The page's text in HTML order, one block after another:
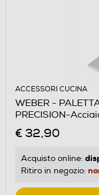
ACCESSORI CUCINA
WEBER - PALETTA LARGA
PRECISION-
€ 32,90
Acquisto online:
Ritiro in negozio: